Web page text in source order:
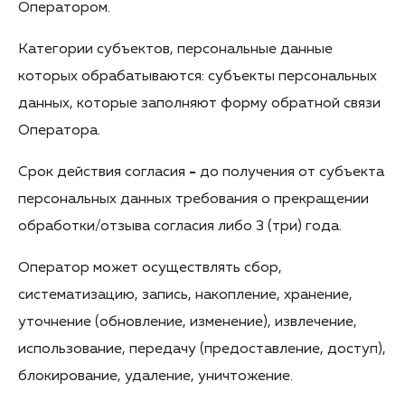
Оператором.
Категории субъектов, персональные данные
которых обрабатываются: субъекты персональных
данных, которые заполняют форму обратной связи
Оператора.
Срок действия согласия - до получения от субъекта
персональных данных требования о прекращении
обработки/отзыва согласия либо 3 (три) года.
Оператор может осуществлять сбор,
систематизацию, запись, накопление, хранение,
уточнение (обновление, изменение), извлечение,
использование, передачу (предоставление, доступ),
блокирование, удаление, уничтожение.